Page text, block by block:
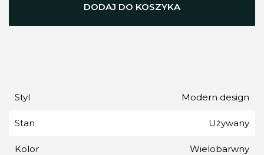
DODAJ DO KOSZYKA
Styl Modern design
Stan Używany
Kolor Wielobarwny